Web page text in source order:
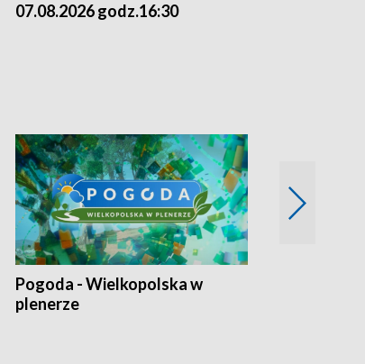
07.08.2026 godz.16:30
Pogoda - Wielkopolska w
plenerze